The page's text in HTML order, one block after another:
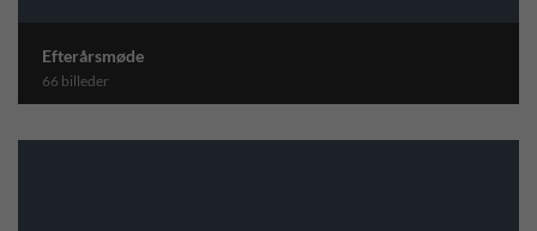
Efterårsmøde
66 billeder